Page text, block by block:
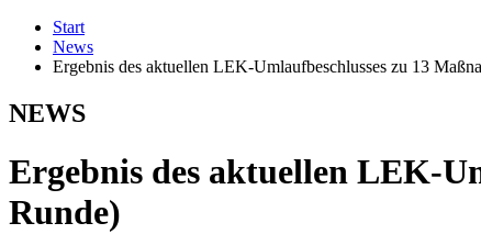
Start
News
Ergebnis des aktuellen LEK-Umlaufbeschlusses zu 13
NEWS
Ergebnis des aktuellen LEK-
Runde)